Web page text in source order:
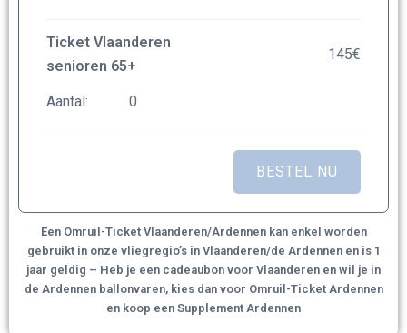
Ticket Vlaanderen
senioren 65+
145€
Aantal:
Een Omruil-Ticket Vlaanderen/Ardennen kan enkel worden
gebruikt in onze vliegregio’s in Vlaanderen/de Ardennen en is 1
jaar geldig – Heb je een cadeaubon voor Vlaanderen en wil je in
de Ardennen ballonvaren, kies dan voor Omruil-Ticket Ardennen
en koop een Supplement Ardennen